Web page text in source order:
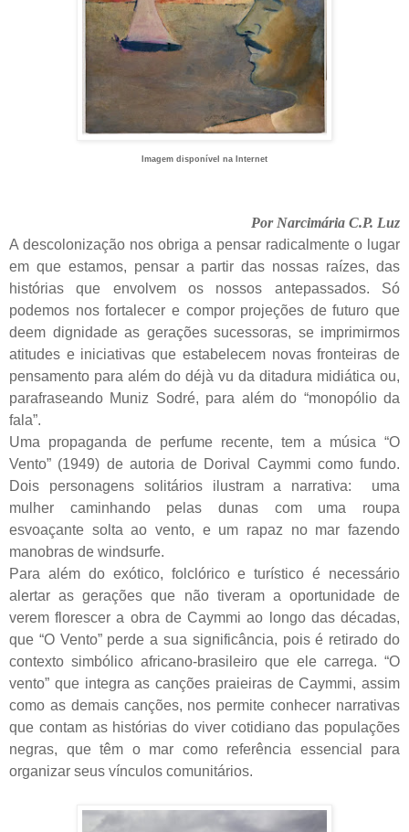
Imagem disponível na Internet
Por Narcimária C.P. Luz
A descolonização nos obriga a pensar radicalmente o lugar
em que estamos, pensar a partir das nossas raízes, das
histórias que envolvem os nossos antepassados. Só
podemos nos fortalecer e compor projeções de futuro que
deem dignidade as gerações sucessoras, se imprimirmos
atitudes e iniciativas que estabelecem novas fronteiras de
pensamento para além do déjà vu da ditadura midiática ou,
parafraseando Muniz Sodré, para além do “monopólio da
fala”.
Uma propaganda de perfume recente, tem a música “O
Vento” (1949) de autoria de Dorival Caymmi como fundo.
Dois personagens solitários ilustram a narrativa:
uma
mulher caminhando pelas dunas com uma roupa
esvoaçante solta ao vento, e um rapaz no mar fazendo
manobras de windsurfe.
Para além do exótico, folclórico e turístico é necessário
alertar as gerações que não tiveram a oportunidade de
verem florescer a obra de Caymmi ao longo das décadas,
que “O Vento” perde a sua significância, pois é retirado do
contexto simbólico africano-brasileiro que ele carrega. “O
vento” que integra as canções praieiras de Caymmi, assim
como as demais canções, nos permite conhecer narrativas
que contam as histórias do viver cotidiano das populações
negras, que têm o mar como referência essencial para
organizar seus vínculos comunitários.